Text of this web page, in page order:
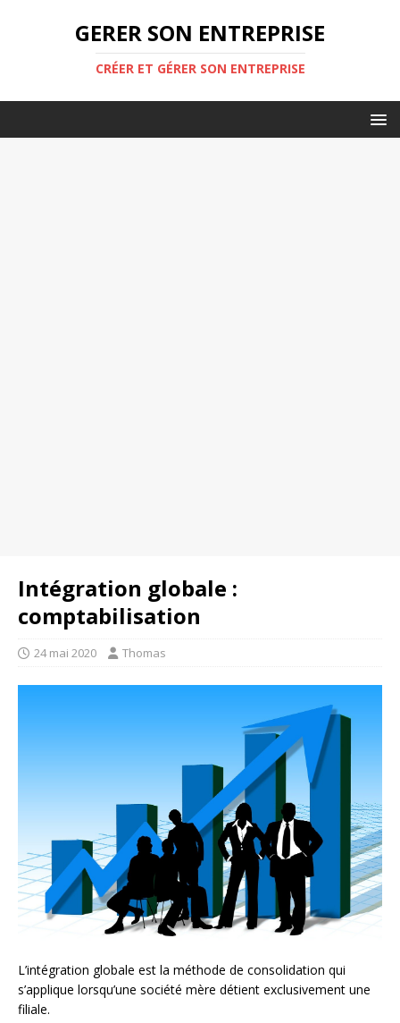
GERER SON ENTREPRISE
CRÉER ET GÉRER SON ENTREPRISE
Intégration globale :
comptabilisation
24 mai 2020 Thomas
L’intégration globale est la méthode de consolidation qui
s’applique lorsqu’une société mère détient exclusivement une
filiale.